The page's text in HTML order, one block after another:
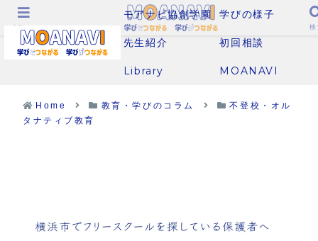
モアナビ協創学園 学びの様子
先生紹介 初回相談
Library MOANAVI
Home 教育・学びのコラム
不登校・オル
タナティブ教育
メニュー